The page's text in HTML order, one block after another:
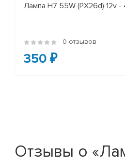
Лампа H7 55W (PX26d) 12v -
0 отзывов
350 ₽
Отзывы о